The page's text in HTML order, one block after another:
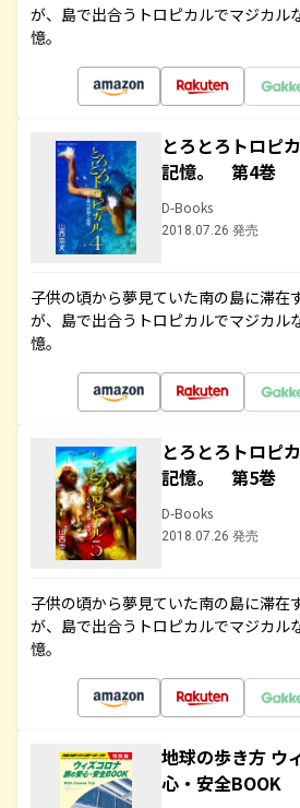
が、島で出合うトロピカルでマジカル
憶。
とろとろトロピ
記憶。 第4巻
D-Books
2018.07.26 発売
子供の頃から夢見ていた南の島に滞在
が、島で出合うトロピカルでマジカル
憶。
とろとろトロピ
記憶。 第5巻
D-Books
2018.07.26 発売
子供の頃から夢見ていた南の島に滞在
が、島で出合うトロピカルでマジカル
憶。
地球の歩き方 ウ
心・安全BOOK